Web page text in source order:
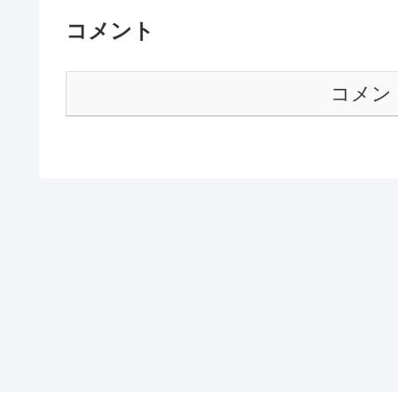
コメント
コメン